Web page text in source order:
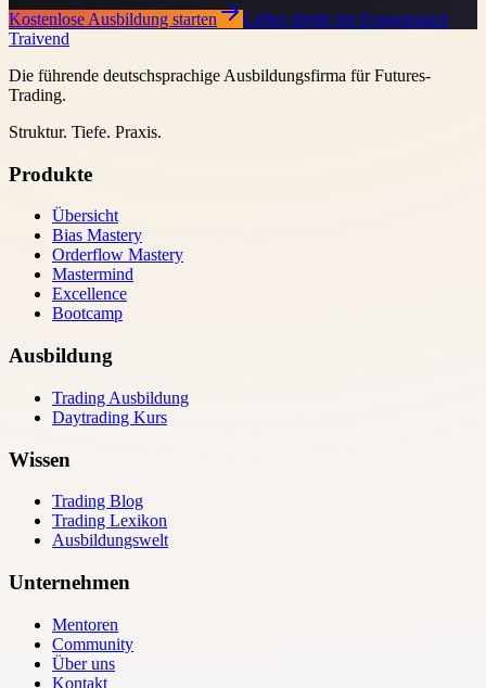
Kostenlose Ausbildung starten
Lieber direkt ein Erstgespräch
Traivend
Die führende deutschsprachige Ausbildungsfirma für Futures-
Trading.
Struktur. Tiefe. Praxis.
Produkte
Übersicht
Bias Mastery
Orderflow Mastery
Mastermind
Excellence
Bootcamp
Ausbildung
Trading Ausbildung
Daytrading Kurs
Wissen
Trading Blog
Trading Lexikon
Ausbildungswelt
Unternehmen
Mentoren
Community
Über uns
Kontakt